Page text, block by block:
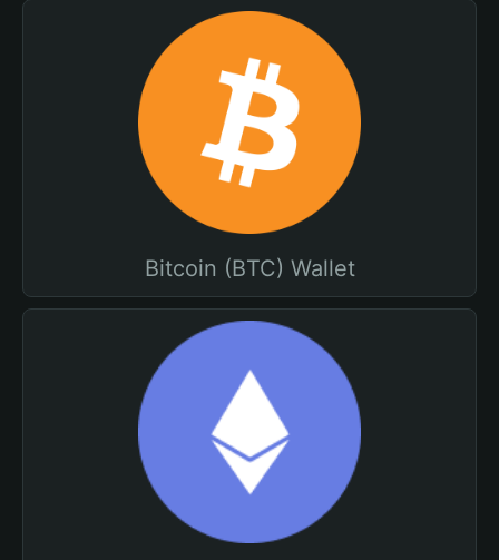
Bitcoin (BTC) Wallet